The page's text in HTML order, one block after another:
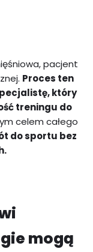
pacjent
Proces ten
który
treningu do
celem całego
do sportu bez
mogą